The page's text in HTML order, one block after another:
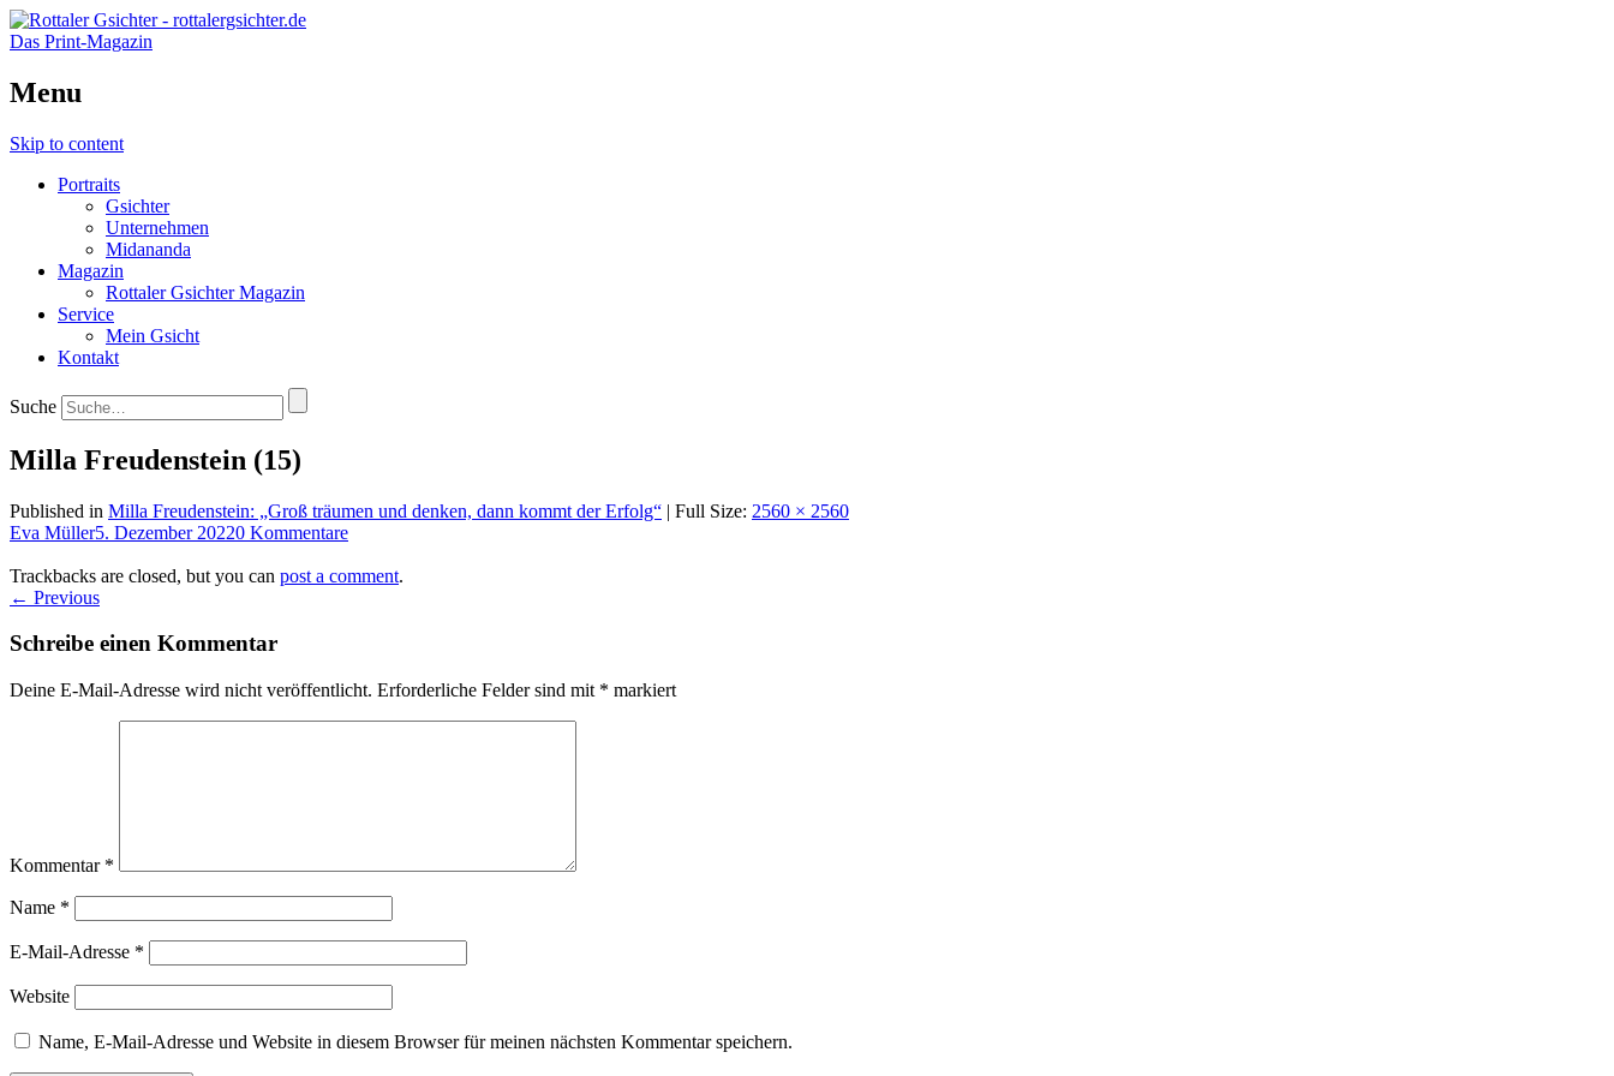
Das Print-Magazin
Menu
Skip to content
Portraits
Gsichter
Unternehmen
Midananda
Magazin
Rottaler Gsichter Magazin
Service
Mein Gsicht
Kontakt
Suche
Milla Freudenstein (15)
Published in Milla Freudenstein: „Groß träumen und denken, dann kommt der Erfolg“ | Full Size: 2560 × 2560
Eva Müller5. Dezember 20220 Kommentare
Trackbacks are closed, but you can post a comment.
← Previous
Schreibe einen Kommentar
Deine E-Mail-Adresse wird nicht veröffentlicht. Erforderliche Felder sind mit * markiert
Kommentar *
Name *
E-Mail-Adresse *
Website
Name, E-Mail-Adresse und Website in diesem Browser für meinen nächsten Kommentar speichern.